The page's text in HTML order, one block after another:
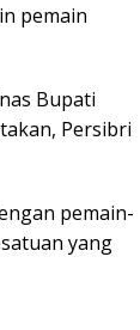
pemain
Bupati
Persibri
pemain-
yang